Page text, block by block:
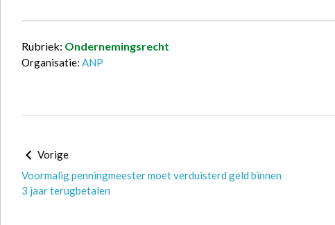
Rubriek: Ondernemingsrecht
Organisatie: ANP
Vorige
Voormalig penningmeester moet verduisterd geld binnen
3 jaar terugbetalen